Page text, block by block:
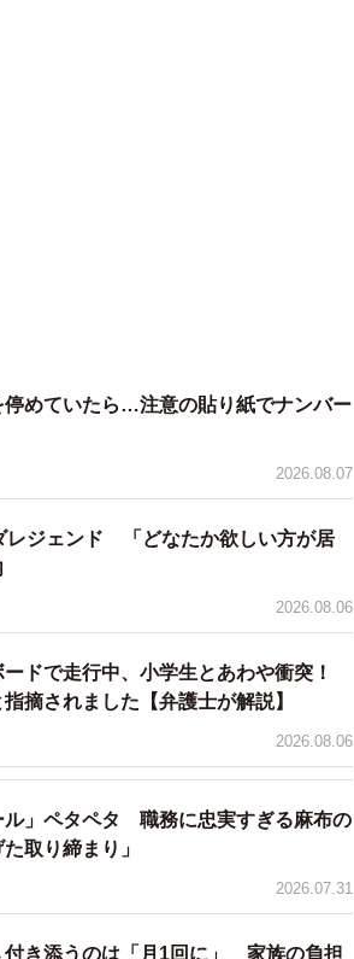
しのぐ対策は？」
めていたら…注意の貼り紙でナンバー
2026.08.07
レジェンド 「どなたか欲しい方が居
2026.08.06
ドで走行中、小学生とあわや衝突！
摘されました【弁護士が解説】
2026.08.06
ル」ペタペタ 職務に忠実すぎる麻布の
取り締まり」
2026.07.31
き添うのは「月1回に」 家族の負担